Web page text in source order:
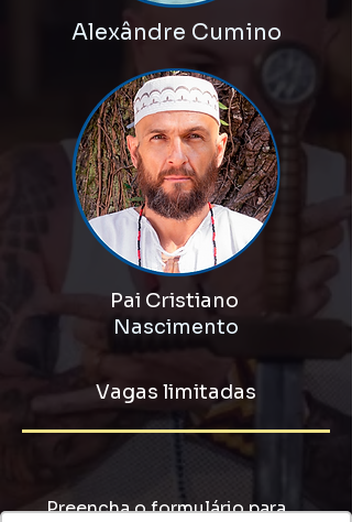
Alexândre Cumino
Pai Cristiano
Nascimento
Vagas limitadas
Preencha o formulário para